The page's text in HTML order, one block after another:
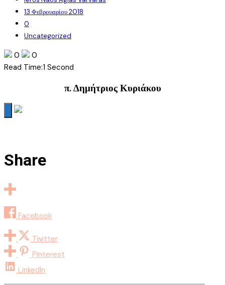
13 Φεβρουαρίου 2018
0
Uncategorized
0
0
Read Time:1 Second
π. Δημήτριος Κυριάκου
Share
Facebook
Twitter
Pinterest
LinkedIn